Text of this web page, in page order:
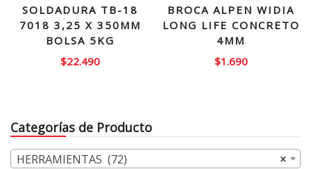
SOLDADURA TB-18
7018 3,25 X 350MM
BOLSA 5KG
$22.490
BROCA ALPEN WIDIA
LONG LIFE CONCRETO
4MM
$1.690
Categorías de Producto
×
HERRAMIENTAS (72)